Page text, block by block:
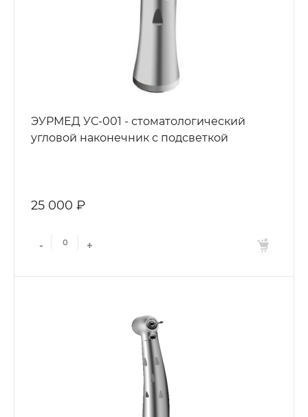
ЭУРМЕД УС-001 - стоматологический
угловой наконечник с подсветкой
25 000 ₽
- +